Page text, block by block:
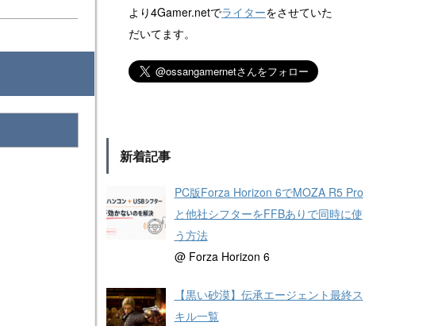
より4Gamer.netでライターをさせていた
だいてます。
新着記事
PC版Forza Horizon 6でMOZA R5 Pro
と他社シフターをFFBありで同時に使
う方法
@ Forza Horizon 6
【黒い砂漠】伝承エージェント最終ス
キル一覧